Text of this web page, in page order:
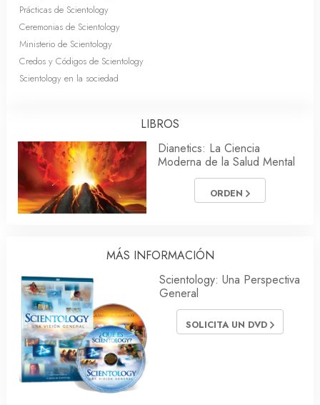
Prácticas de Scientology
Ceremonias de Scientology
Ministerio de Scientology
Credos y Códigos de Scientology
Scientology en la sociedad
LIBROS
Dianetics: La Ciencia
Moderna de la Salud Mental
ORDEN
MÁS INFORMACIÓN
Scientology: Una Perspectiva
General
SOLICITA UN DVD